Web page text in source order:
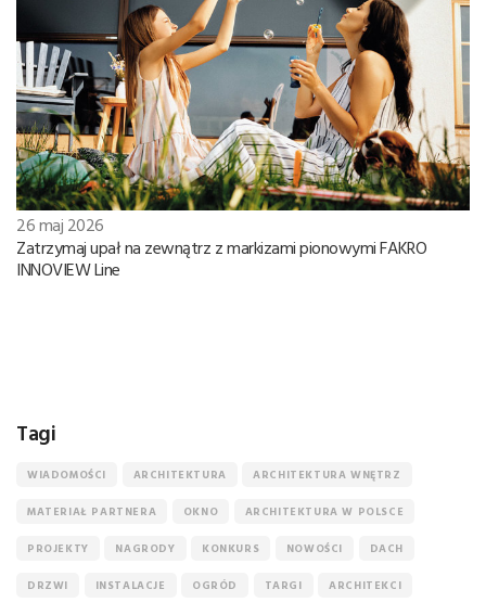
26 maj 2026
Zatrzymaj upał na zewnątrz z markizami pionowymi FAKRO
INNOVIEW Line
Tagi
WIADOMOŚCI ARCHITEKTURA ARCHITEKTURA WNĘTRZ
MATERIAŁ PARTNERA OKNO ARCHITEKTURA W POLSCE
PROJEKTY NAGRODY KONKURS NOWOŚCI DACH
DRZWI INSTALACJE OGRÓD TARGI ARCHITEKCI